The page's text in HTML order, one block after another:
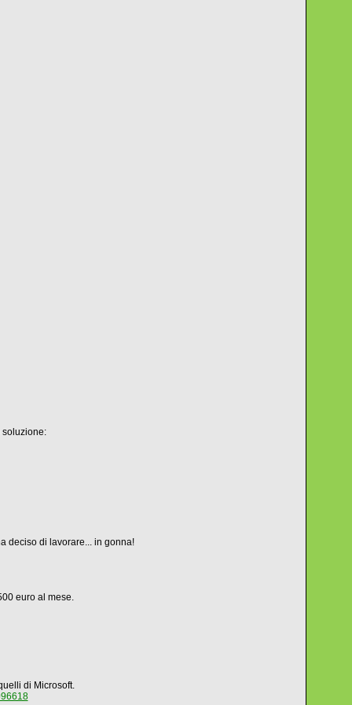
soluzione:
deciso di lavorare... in gonna!
euro al mese.
di Microsoft.